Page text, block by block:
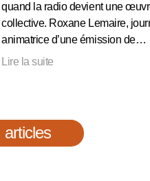
quand la radio devient une
collective. Roxane Lemaire,
animatrice d’une émission de…
Lire la suite
articles